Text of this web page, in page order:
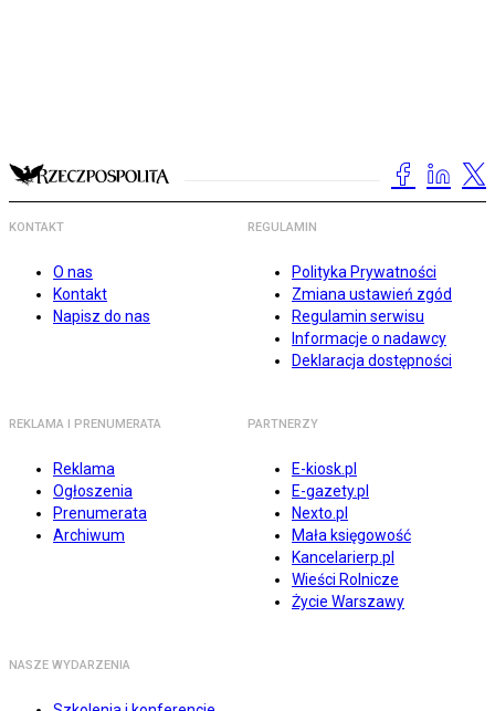
KONTAKT
O nas
Kontakt
Napisz do nas
REGULAMIN
Polityka Prywatności
Zmiana ustawień zgód
Regulamin serwisu
Informacje o nadawcy
Deklaracja dostępności
REKLAMA I PRENUMERATA
Reklama
Ogłoszenia
Prenumerata
Archiwum
PARTNERZY
E-kiosk.pl
E-gazety.pl
Nexto.pl
Mała księgowość
Kancelarierp.pl
Wieści Rolnicze
Życie Warszawy
NASZE WYDARZENIA